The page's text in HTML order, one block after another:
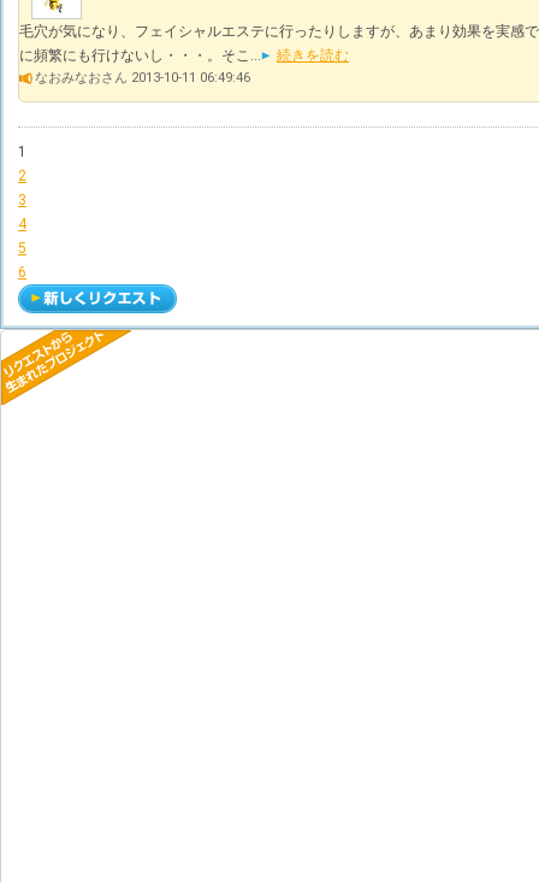
毛穴が気になり、フェイシャルエステに行ったりしますが、あまり効果を実感
に頻繁にも行けないし・・・。そこ...
続きを読む
なおみなおさん 2013-10-11 06:49:46
1
2
3
4
5
6